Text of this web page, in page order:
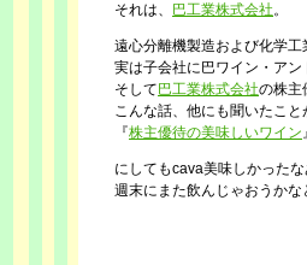
それは、 巴工業株式会社。
遠心分離機製造および化学
実は子会社に巴ワイン・ア
そして 巴工業株式会社の株主
こんな話、他にも聞いたこ
『株主優待の美味しいワイン』
にしてもcava美味しかったな
週末にまた飲んじゃおうかな